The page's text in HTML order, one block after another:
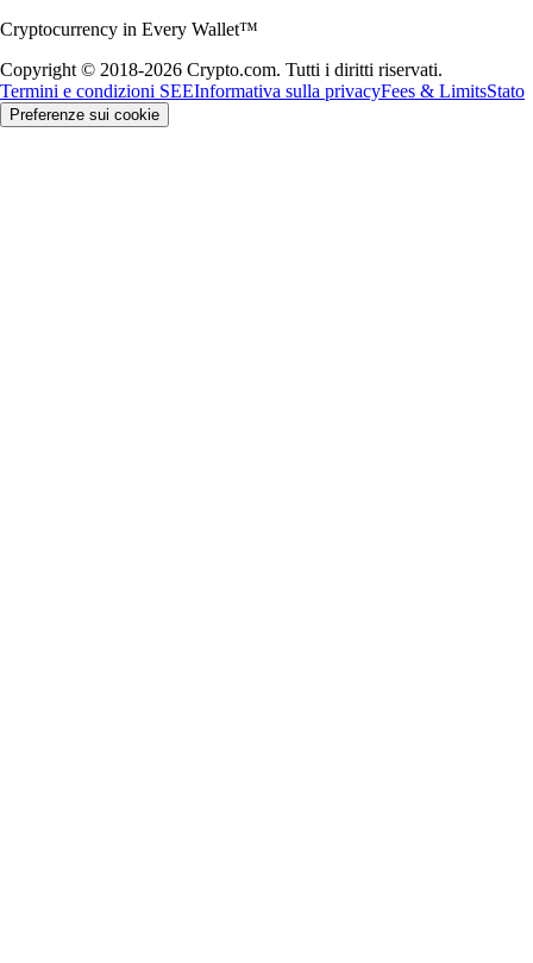
Cryptocurrency in Every Wallet™
Copyright © 2018-2026 Crypto.com. Tutti i diritti riservati.
Termini e condizioni SEEInformativa sulla privacyFees & LimitsStato
Preferenze sui cookie